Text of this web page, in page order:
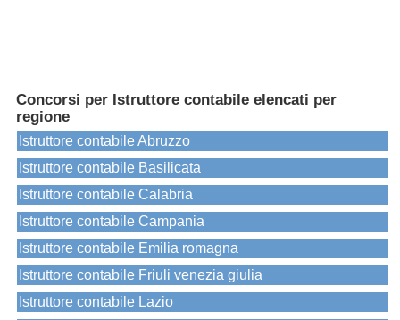
Concorsi per Istruttore contabile elencati per
regione
Istruttore contabile Abruzzo
Istruttore contabile Basilicata
Istruttore contabile Calabria
Istruttore contabile Campania
Istruttore contabile Emilia romagna
Istruttore contabile Friuli venezia giulia
Istruttore contabile Lazio